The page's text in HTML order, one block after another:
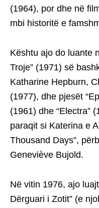
(1964), por dhe në
mbi historitë e
Kështu ajo do luante
Troje” (1971) së
Katharine Hepburn,
(1977), dhe pjesët
(1961) dhe “Electra”
paraqit si Katerina e
Thousand Days”,
Geneviève Bujold.
Në vitin 1976, ajo
Dërguari i Zotit” (e